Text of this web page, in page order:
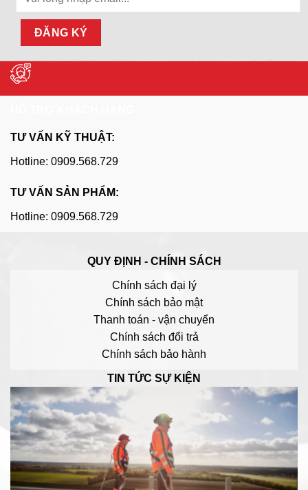
TƯ VẤN KỸ THUẬT:
Hotline: 0909.568.729
TƯ VẤN SẢN PHẨM:
Hotline: 0909.568.729
QUY ĐỊNH - CHÍNH SÁCH
Chính sách đại lý
Chính sách bảo mật
Thanh toán - vận chuyển
Chính sách đổi trả
Chính sách bảo hành
TIN TỨC SỰ KIỆN